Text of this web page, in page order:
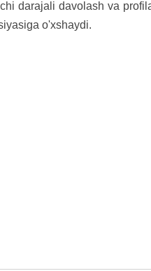
darajali davolash va
o'xshaydi.